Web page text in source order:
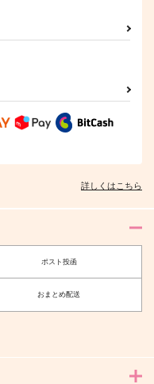
詳しくはこちら
ポスト投函
おまとめ配送